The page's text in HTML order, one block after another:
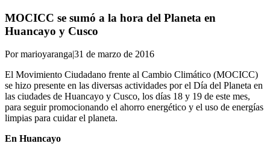
MOCICC se sumó a la hora del Planeta en
Huancayo y Cusco
Por marioyaranga|31 de marzo de 2016
El Movimiento Ciudadano frente al Cambio Climático (MOCICC)
se hizo presente en las diversas actividades por el Día del Planeta en
las ciudades de Huancayo y Cusco, los días 18 y 19 de este mes,
para seguir promocionando el ahorro energético y el uso de energías
limpias para cuidar el planeta.
En Huancayo